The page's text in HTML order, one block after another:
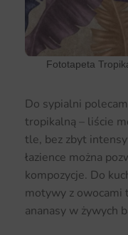
Fototapeta
Do sypialni
tropikalną – liście
tle, bez zbyt
łazience można
kompozycje. Do
motywy z owocami
ananasy w żywych